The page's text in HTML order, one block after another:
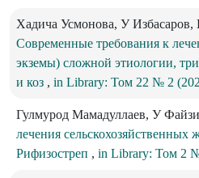
Хадича Усмонова, У Избасаров,
Современные требования к
экземы) сложной этиологии,
и коз , in Library: Том 22 № 2
Гулмурод Мамадуллаев, У
лечения
Рифизостреп , in Library: Том 2